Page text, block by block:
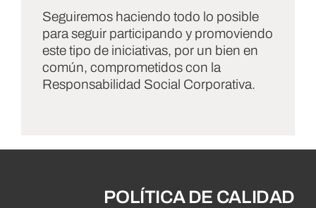
Seguiremos haciendo todo lo posible
para seguir participando y promoviendo
este tipo de iniciativas, por un bien en
común, comprometidos con la
Responsabilidad Social Corporativa.
POLÍTICA DE CALIDAD